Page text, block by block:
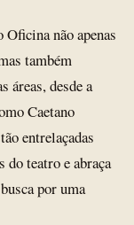
não apenas
também
áreas, desde a
Caetano
entrelaçadas
do teatro e abraça
por uma